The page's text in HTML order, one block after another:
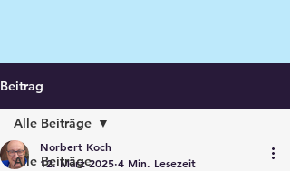
Beitrag
Alle Beiträge
Alle Beiträge
Norbert Koch
12. März 2025 4 Min. Lesezeit